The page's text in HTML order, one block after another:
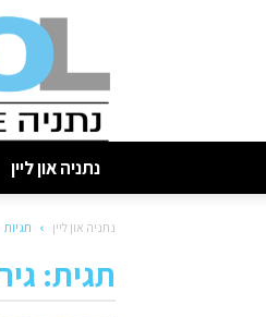
נתניה און ליין
נתניה און ליין תגיות
תגית: